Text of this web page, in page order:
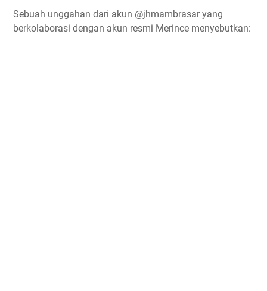
Sebuah unggahan dari akun @jhmambrasar yang
berkolaborasi dengan akun resmi Merince menyebutkan: